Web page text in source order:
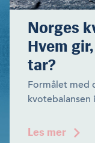
Norges
Hvem
tar?
Formålet med
Les mer